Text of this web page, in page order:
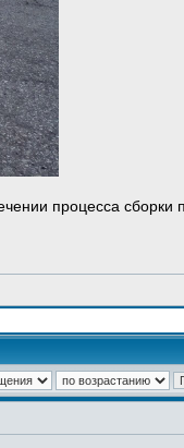
процесса сборки